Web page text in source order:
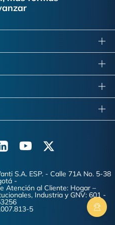
YoutubeX (Twitter)
S.A. ESP. - Calle 71A No. 5-38
-
Atención al Cliente: Hogar –
Industria y GNV: 601 -
5